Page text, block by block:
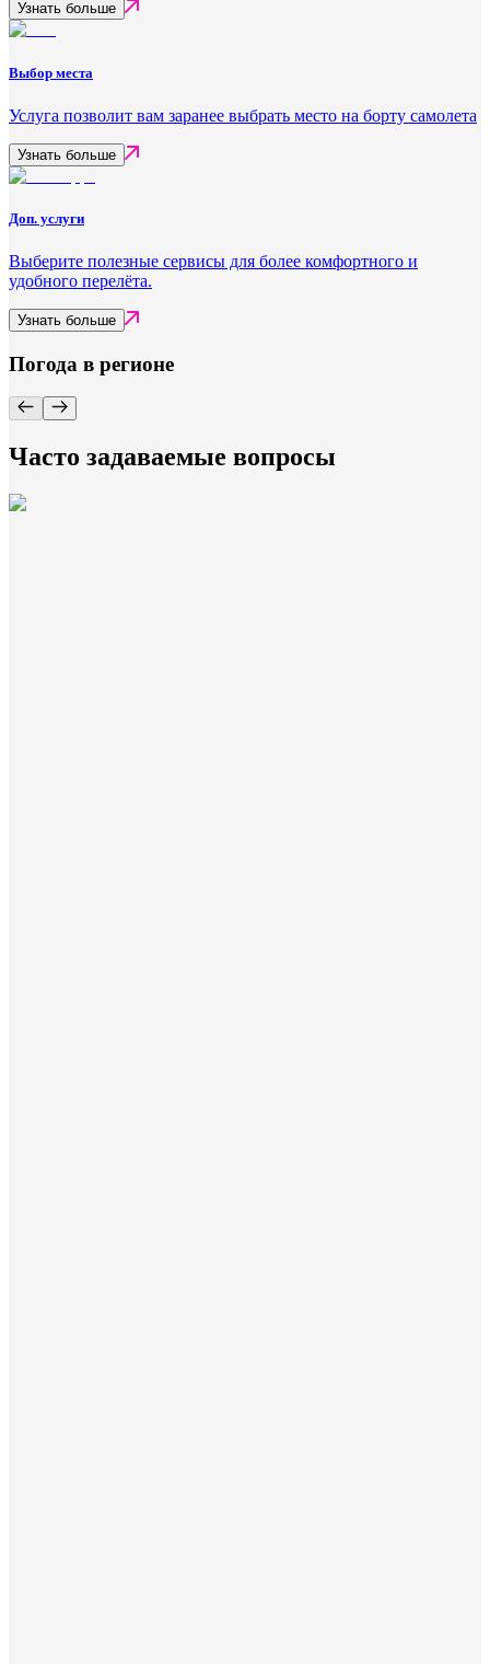
Узнать больше
Выбор места
Услуга позволит вам заранее выбрать место на борту самолета
Узнать больше
Доп. услуги
Выберите полезные сервисы для более комфортного и
удобного перелёта.
Узнать больше
Погода в регионе
Часто задаваемые вопросы